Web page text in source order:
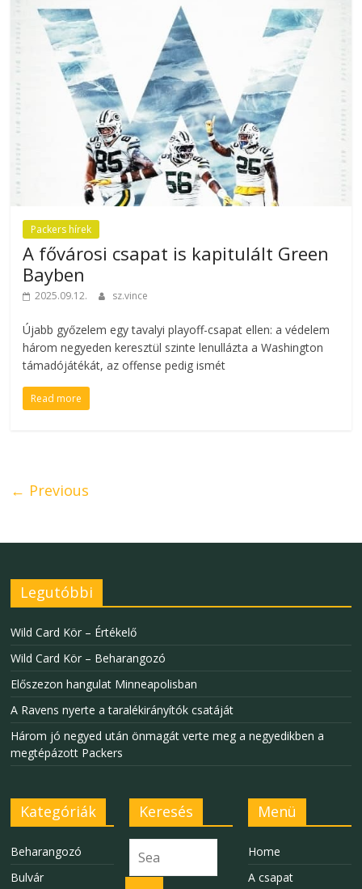
Packers hírek
A fővárosi csapat is kapitulált Green
Bayben
2025.09.12. sz.vince
Újabb győzelem egy tavalyi playoff-csapat ellen: a védelem
három negyeden keresztül szinte lenullázta a Washington
támadójátékát, az offense pedig ismét
Read more
← Previous
Legutóbbi
Wild Card Kör – Értékelő
Wild Card Kör – Beharangozó
Előszezon hangulat Minneapolisban
A Ravens nyerte a taralékirányítók csatáját
Három jó negyed után önmagát verte meg a negyedikben a
megtépázott Packers
Kategóriák
Beharangozó
Bulvár
Keresés Menü
Home
A csapat